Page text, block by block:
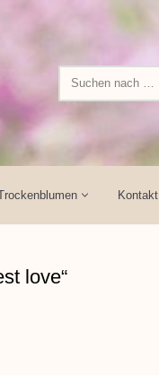
Kontakt
love“